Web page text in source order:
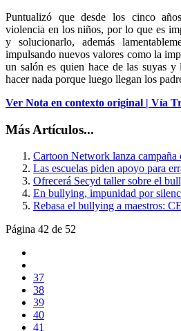
Puntualizó que desde los cinco
violencia en los niños, por lo que es
y solucionarlo, además
impulsando nuevos valores como la
un salón es quien hace de las suyas y
hacer nada porque luego llegan los
Ver Nota en contexto original | Vía
Más Artículos...
Cartoon Network lanza
Las escuelas piden apoyo para
Ofrecerá Secyd taller sobre el
En bullying, impunidad por
Rebasa el bullying a maestros:
Página 42 de 52
37
38
39
40
41